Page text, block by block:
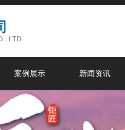
LTD
案例展示 新闻资讯